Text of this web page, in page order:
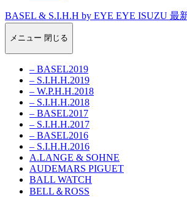
BASEL & S.I.H.H by EYE EYE ISUZU 最
メニュー 閉じる
– BASEL2019
– S.I.H.H.2019
– W.P.H.H.2018
– S.I.H.H.2018
– BASEL2017
– S.I.H.H.2017
– BASEL2016
– S.I.H.H.2016
A.LANGE & SOHNE
AUDEMARS PIGUET
BALL WATCH
BELL＆ROSS